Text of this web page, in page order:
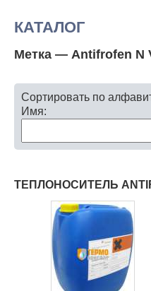
КАТАЛОГ
Метка — Antifrofen N
Сортировать по
Имя:
ТЕПЛОНОСИТЕЛЬ